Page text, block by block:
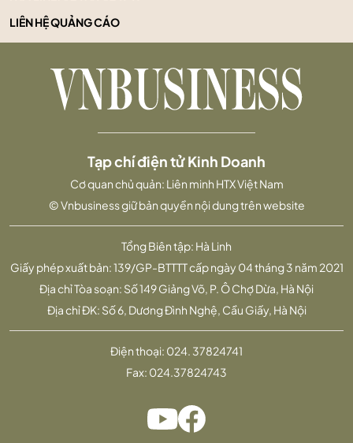
LIÊN HỆ QUẢNG CÁO
Tổng Biên tập: Hà Linh
Giấy phép xuất bản: 139/GP-BTTTT cấp ngày 04 tháng 3 năm 2021
Địa chỉ Tòa soạn: Số 149 Giảng Võ, P. Ô Chợ Dừa, Hà Nội
Địa chỉ ĐK: Số 6, Dương Đình Nghệ, Cầu Giấy, Hà Nội
Tạp chí điện tử Kinh Doanh
Cơ quan chủ quản: Liên minh HTX Việt Nam
© Vnbusiness giữ bản quyền nội dung trên website
Điện thoại: 024. 37824741
Fax: 024.37824743